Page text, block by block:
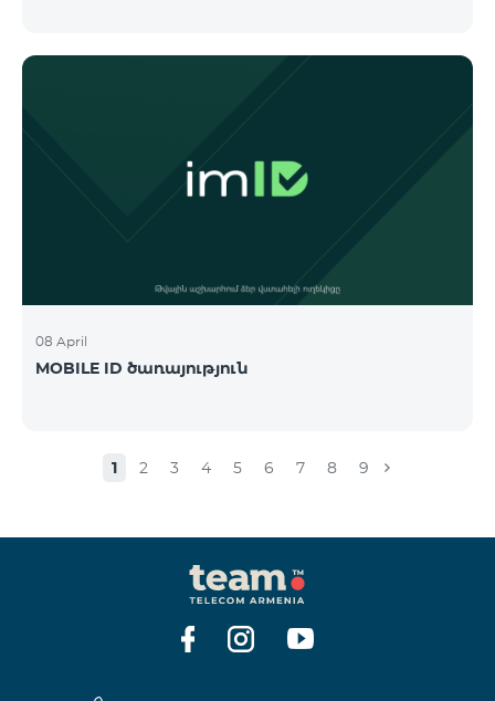
08 April
MOBILE ID ծառայություն
1 2 3 4 5 6 7 8 9